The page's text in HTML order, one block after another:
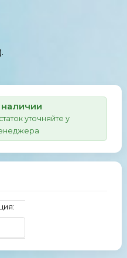
уточняйте у